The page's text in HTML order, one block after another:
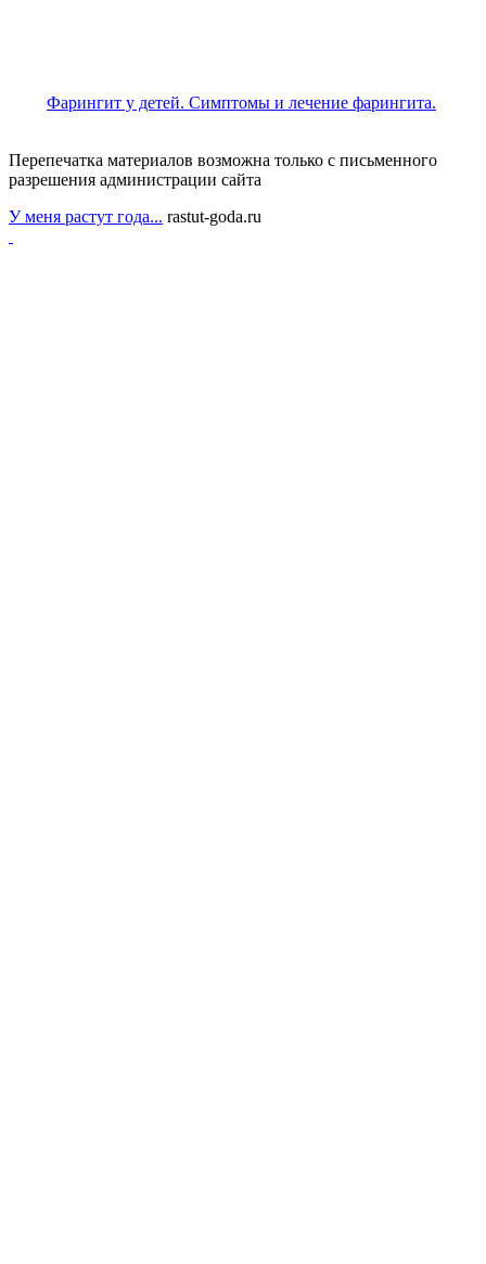
Фарингит у детей. Симптомы и лечение фарингита.
Перепечатка материалов возможна только с письменного
разрешения администрации сайта
У меня растут года... rastut-goda.ru